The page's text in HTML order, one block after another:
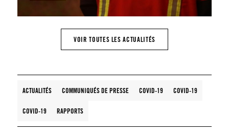
VOIR TOUTES LES ACTUALITÉS
ACTUALITÉS COMMUNIQUÉS DE PRESSE COVID-19 COVID-19
COVID-19 RAPPORTS